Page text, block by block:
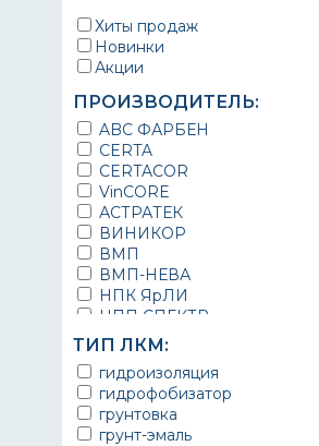
Хиты продаж
Новинки
Акции
ПРОИЗВОДИТЕЛЬ:
ABC ФАРБЕН
CERTA
CERTACOR
VinCORE
АСТРАТЕК
ВИНИКОР
ВМП
ВМП-НЕВА
НПК ЯрЛИ
НПП СПЕКТР
НПФ ЭМАЛЬ
ТЕРМА
УРЕПЛЕН
ТИП ЛКМ:
гидроизоляция
гидрофобизатор
грунтовка
грунт-эмаль